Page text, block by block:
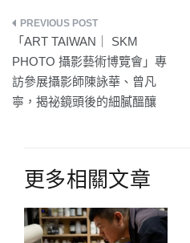
文
章
導
「ART TAIWAN｜ SKM
PHOTO 攝影藝術博覽會」專
訪參展攝影師陳詠華、曾凡
寧，揭祕鏡頭後的細膩醞釀
更多相關文章